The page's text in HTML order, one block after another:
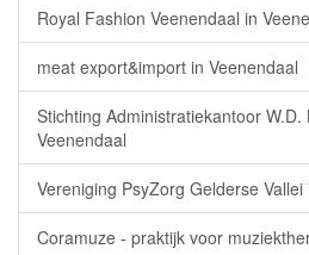
Royal Fashion Veenendaal in
meat export&import in Veenendaal
Stichting Administratiekantoor
Veenendaal
Vereniging PsyZorg Gelderse Vallei
Coramuze - praktijk voor